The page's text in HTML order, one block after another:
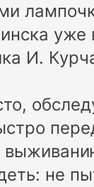
уже
И.
не